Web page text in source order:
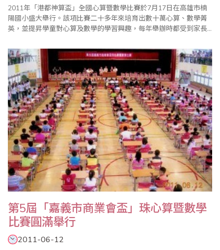
2011年「港都神算盃」全國心算暨數學比賽於7月17日在高雄市楠
陽國小盛大舉行。該項比賽二十多年來培育出數十萬心算、數學菁
英，並提昇學童對心算及數學的學習興趣，每年舉辦時都受到家長
目，共計1000多名選手參賽。上午8點準時進行第一場心算比賽，8
點50分第二場數學比賽。10點成績陸續公佈，分為幼稚園、一年級
到六年級等組，一切作業迅速、..
第5屆「嘉義市商業會盃」珠心算暨數學
比賽圓滿舉行
2011-06-12